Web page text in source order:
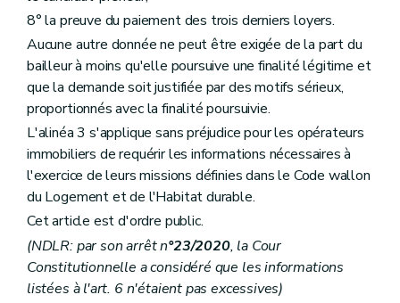
8° la preuve du paiement des trois derniers loyers.
Aucune autre donnée ne peut être exigée de la part du
bailleur à moins qu'elle poursuive une finalité légitime et
que la demande soit justifiée par des motifs sérieux,
proportionnés avec la finalité poursuivie.
L'alinéa 3 s'applique sans préjudice pour les opérateurs
immobiliers de requérir les informations nécessaires à
l'exercice de leurs missions définies dans le Code wallon
du Logement et de l'Habitat durable.
Cet article est d'ordre public.
(NDLR: par son arrêt n°23/2020, la Cour
Constitutionnelle a considéré que les informations
listées à l'art. 6 n'étaient pas excessives)